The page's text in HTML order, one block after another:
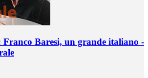
Baresi, un grande italiano -